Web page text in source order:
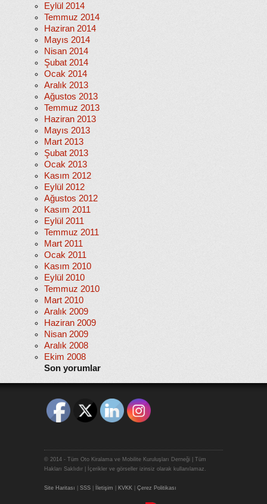
Eylül 2014
Temmuz 2014
Haziran 2014
Mayıs 2014
Nisan 2014
Şubat 2014
Ocak 2014
Aralık 2013
Ağustos 2013
Temmuz 2013
Haziran 2013
Mayıs 2013
Mart 2013
Şubat 2013
Ocak 2013
Kasım 2012
Eylül 2012
Ağustos 2012
Kasım 2011
Eylül 2011
Temmuz 2011
Mart 2011
Ocak 2011
Kasım 2010
Eylül 2010
Temmuz 2010
Mart 2010
Aralık 2009
Haziran 2009
Nisan 2009
Aralık 2008
Ekim 2008
Son yorumlar
© 2014 - Tüm Oto Kiralama ve Mobilite Kuruluşları Derneği | Tüm
Hakları Saklıdır | İçerikler ve görseller izinsiz olarak kullanılamaz.
Site Haritası SSS İletişim KVKK Çerez Politikası